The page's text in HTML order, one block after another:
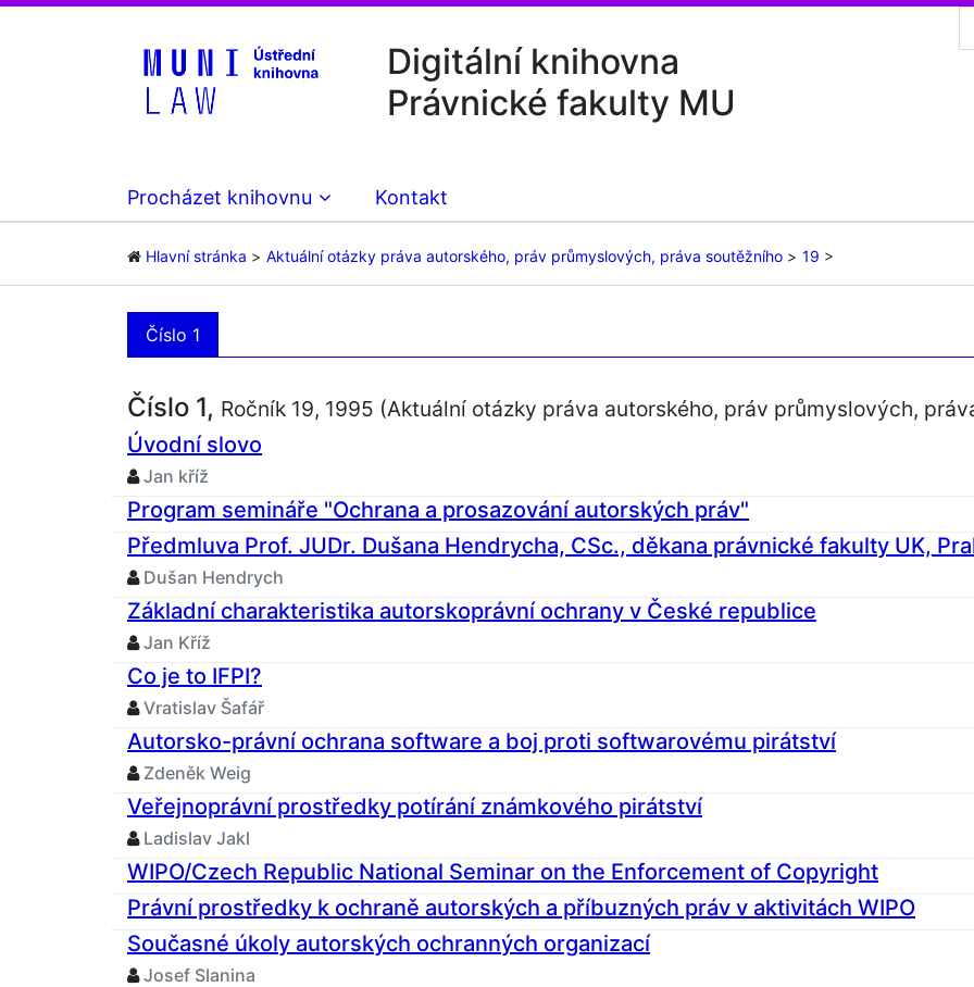
Digitální knihovna
Právnické fakulty MU
Procházet knihovnu Kontakt
Hlavní stránka Aktuální otázky práva autorského, práv průmyslových, práva soutěžního 19
Číslo 1
Číslo 1, Ročník 19, 1995 (Aktuální otázky práva autorského, práv průmyslových,
Úvodní slovo
Jan kříž
Program semináře "Ochrana a prosazování autorských práv"
Předmluva Prof. JUDr. Dušana Hendrycha, CSc., děkana právnické fakulty UK,
Dušan Hendrych
Základní charakteristika autorskoprávní ochrany v České republice
Jan Kříž
Co je to IFPI?
Vratislav Šafář
Autorsko-právní ochrana software a boj proti softwarovému pirátství
Zdeněk Weig
Veřejnoprávní prostředky potírání známkového pirátství
Ladislav Jakl
WIPO/Czech Republic National Seminar on the Enforcement of Copyright
Právní prostředky k ochraně autorských a příbuzných práv v aktivitách WIPO
Současné úkoly autorských ochranných organizací
Josef Slanina